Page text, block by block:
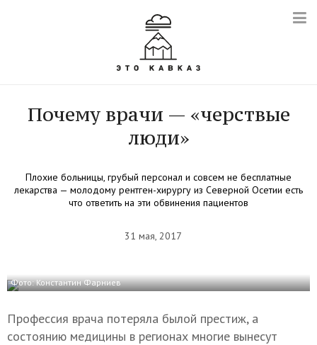
Почему врачи — «черствые
люди»
Плохие больницы, грубый персонал и совсем не бесплатные
лекарства — молодому рентген-хирургу из Северной Осетии есть
что ответить на эти обвинения пациентов
31 мая, 2017
Фото: Константин Фарниев
Профессия врача потеряла былой престиж, а
состоянию медицины в регионах многие вынесут